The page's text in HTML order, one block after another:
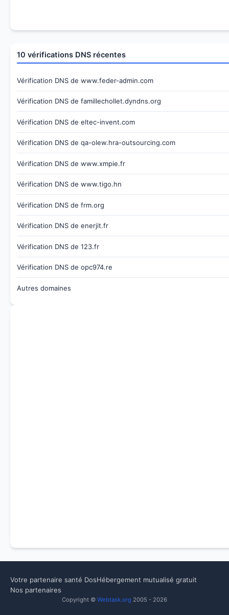
10 vérifications DNS récentes
Vérification DNS de www.feder-admin.com
Vérification DNS de famillechollet.dyndns.org
Vérification DNS de eltec-invent.com
Vérification DNS de qa-olew.hra-outsourcing.com
Vérification DNS de www.xmpie.fr
Vérification DNS de www.tigo.hn
Vérification DNS de frm.org
Vérification DNS de enerjit.fr
Vérification DNS de 123.fr
Vérification DNS de opc974.re
Autres domaines
Votre partenaire santé DosHébergement mutualisé gratuit
Nos partenaires
Copyright © Webtask.org 2005 - 2026